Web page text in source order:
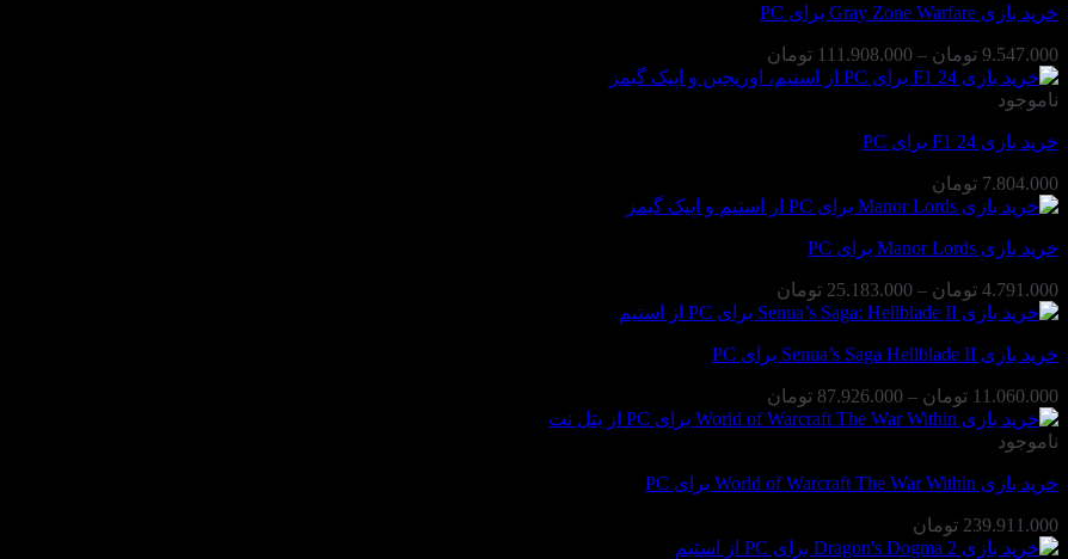
25.224.000 تومان
خرید بازی Gray Zone Warfare برای PC
9.547.000 تومان –
111.908.000 تومان
قیمت:
ناموجود
خرید بازی F1 24 برای PC
7.804.000 تومان
خرید بازی Manor Lords برای PC
4.791.000 تومان –
25.183.000 تومان
قیمت:
تا
خرید بازی Senua’s Saga Hellblade II برای PC
11.060.000 تومان –
87.926.000 تومان
قیمت:
87.926.000 تومان
ناموجود
خرید بازی World of Warcraft The War Within برای PC
239.911.000 تومان